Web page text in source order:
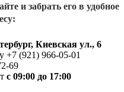
и забрать его в удобное
Киевская ул., 6
+7 (921) 966-05-01
69
с 09:00 до 17:00